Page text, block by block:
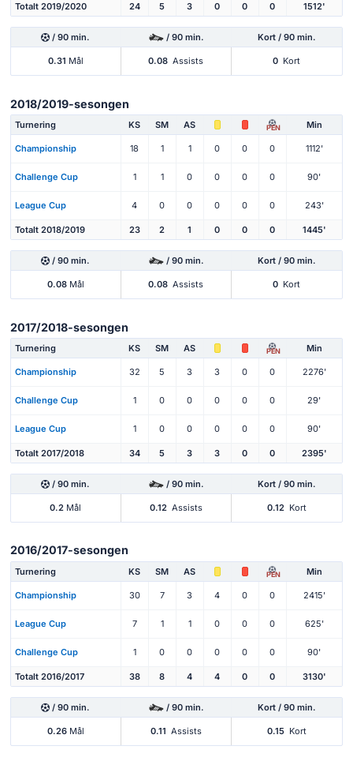
Totalt 2019/2020 24 5 3 0 0 0 1512'
/ 90 min. / 90 min. Kort / 90 min.
0.31 Mål 0.08 Assists 0 Kort
2018/2019-sesongen
Turnering KS SM AS PEN Min
Championship 18 1 1 0 0 0 1112'
Challenge Cup 1 1 0 0 0 0 90'
League Cup 4 0 0 0 0 0 243'
Totalt 2018/2019 23 2 1 0 0 0 1445'
/ 90 min. / 90 min. Kort / 90 min.
0.08Mål 0.08 Assists 0 Kort
2017/2018-sesongen
Turnering KS SM AS PEN Min
Championship 32 5 3 3 0 0 2276'
Challenge Cup 1 0 0 0 0 0 29'
League Cup 1 0 0 0 0 0 90'
Totalt 2017/2018 34 5 3 3 0 0 2395'
/ 90 min. / 90 min. Kort / 90 min.
0.2 Mål 0.12 Assists 0.12 Kort
2016/2017-sesongen
Turnering KS SM AS PEN Min
Championship 30 7 3 4 0 0 2415'
League Cup 7 1 1 0 0 0 625'
Challenge Cup 1 0 0 0 0 0 90'
Totalt 2016/2017 38 8 4 4 0 0 3130'
/ 90 min. / 90 min. Kort / 90 min.
0.26Mål 0.11 Assists 0.15 Kort